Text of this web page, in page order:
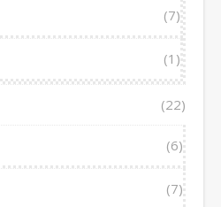
(7)
(1)
(22)
(6)
(7)